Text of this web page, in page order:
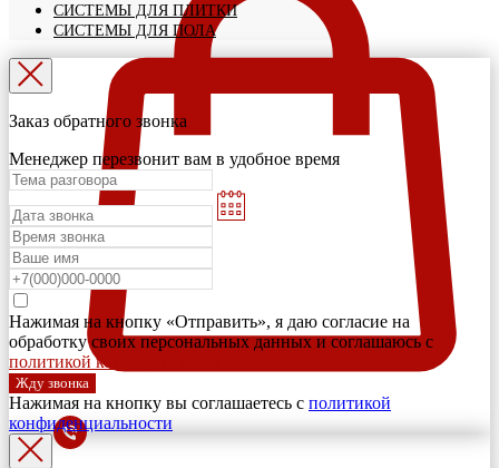
СИСТЕМЫ ДЛЯ ПЛИТКИ
СИСТЕМЫ ДЛЯ ПОЛА
Заказ обратного звонка
Менеджер перезвонит вам в удобное время
Нажимая на кнопку «Отправить», я даю согласие на
обработку своих персональных данных и соглашаюсь с
политикой конфиденциальности
Жду звонка
Нажимая на кнопку вы соглашаетесь с политикой
конфиденциальности